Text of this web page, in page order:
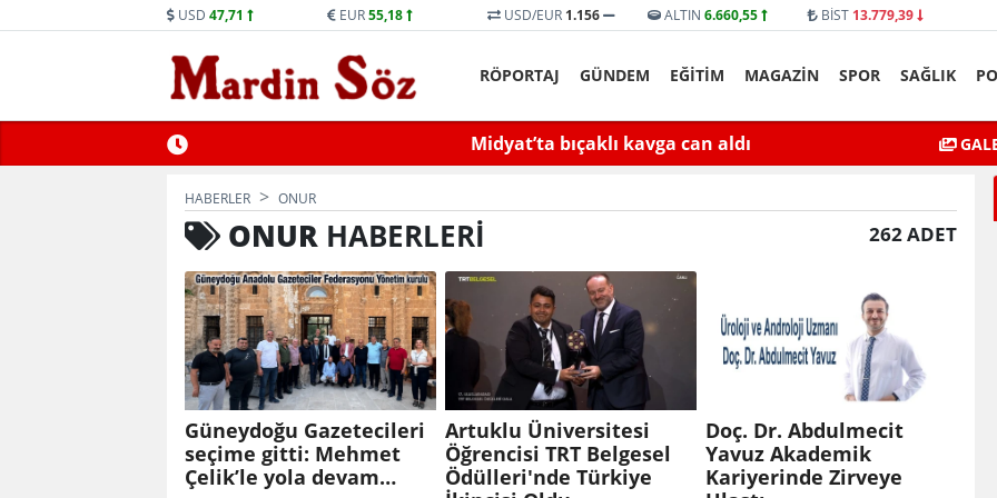
USD 47,71 EUR55,18 USD/EUR 1.156 ALTIN 6.660,55 BİST 13.779,39
RÖPORTAJ GÜNDEM EĞİTİM MAGAZİN SPOR SAĞLIK
Trafiğe Kapatılacak Midyat’ta bıçaklı kavga can aldı
Mardin’de Ceza
HABERLER ONUR
ONUR HABERLERI 262 ADET
Güneydoğu Gazetecileri
seçime gitti: Mehmet
Çelik’le yola devam…
Artuklu Üniversitesi
Öğrencisi TRT Belgesel
Ödülleri'nde Türkiye
Doç. Dr. Abdulmecit
Yavuz Akademik
Kariyerinde Zirveye